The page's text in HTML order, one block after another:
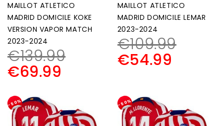
MAILLOT ATLETICO
MADRID DOMICILE KOKE
VERSION VAPOR MATCH
2023-2024
€139.99
€69.99
MAILLOT ATLETICO
MADRID DOMICILE LEMAR
2023-2024
€109.99
€54.99
-50% -50%